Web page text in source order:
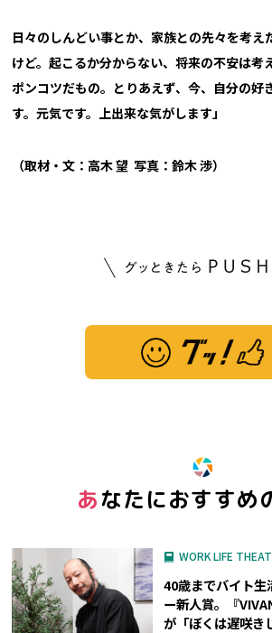
日々のしんどい事とか、家族との先々を考え
けど。起こるか分からない、将来の不安は考
ポンコツだもの。とりあえず、今、自分の好
す。元気です。上出来な気がします」
（取材・文：高木 望 写真：鈴木 渉）
あなたにおすすめ
WORK LIFE
40歳までバイト
ー新人賞。『
が「ぼくは遅咲き